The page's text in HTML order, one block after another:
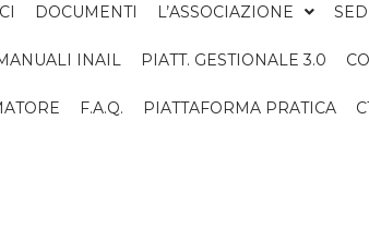
DOCUMENTI L’ASSOCIAZIONE
INAIL PIATT. GESTIONALE 3.0
F.A.Q. PIATTAFORMA PRATICA